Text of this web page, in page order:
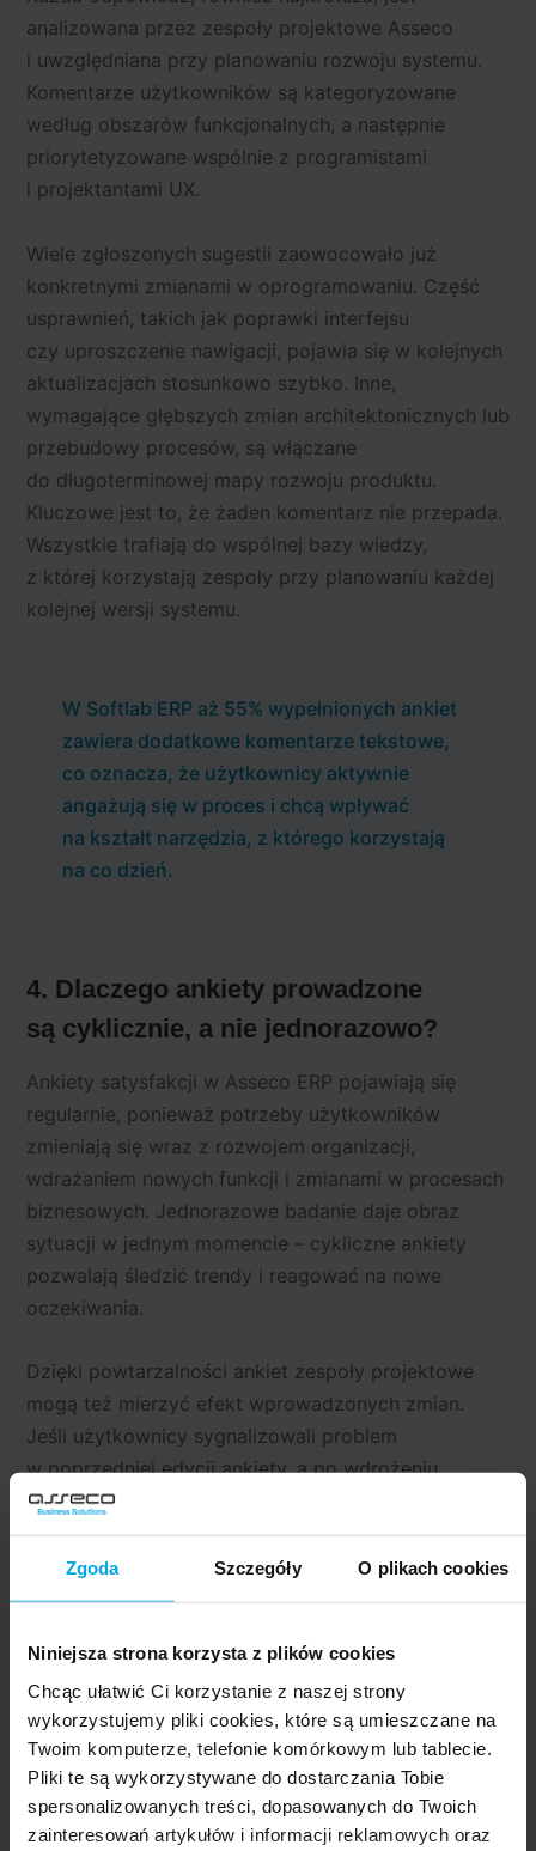
Zgoda Szczegóły O plikach cookies
Niniejsza strona korzysta z plików cookies
Chcąc ułatwić Ci korzystanie z naszej strony
wykorzystujemy pliki cookies, które są umieszczane na
Twoim komputerze, telefonie komórkowym lub tablecie.
Pliki te są wykorzystywane do dostarczania Tobie
spersonalizowanych treści, dopasowanych do Twoich
zainteresowań artykułów i informacji reklamowych oraz
analizowana przez zespoły projektowe Asseco
i uwzględniana przy planowaniu rozwoju systemu.
Komentarze użytkowników są kategoryzowane
według obszarów funkcjonalnych, a następnie
priorytetyzowane wspólnie z programistami
i projektantami UX.
Wiele zgłoszonych sugestii zaowocowało już
konkretnymi zmianami w oprogramowaniu. Część
usprawnień, takich jak poprawki interfejsu
czy uproszczenie nawigacji, pojawia się w kolejnych
aktualizacjach stosunkowo szybko. Inne,
wymagające głębszych zmian architektonicznych lub
przebudowy procesów, są włączane
do długoterminowej mapy rozwoju produktu.
Kluczowe jest to, że żaden komentarz nie przepada.
Wszystkie trafiają do wspólnej bazy wiedzy,
z której korzystają zespoły przy planowaniu każdej
kolejnej wersji systemu.
W Softlab ERP aż 55% wypełnionych ankiet
zawiera dodatkowe komentarze tekstowe,
co oznacza, że użytkownicy aktywnie
angażują się w proces i chcą wpływać
na kształt narzędzia, z którego korzystają
na co dzień.
4. Dlaczego ankiety prowadzone
są cyklicznie, a nie jednorazowo?
Ankiety satysfakcji w Asseco ERP pojawiają się
regularnie, ponieważ potrzeby użytkowników
zmieniają się wraz z rozwojem organizacji,
wdrażaniem nowych funkcji i zmianami w procesach
biznesowych. Jednorazowe badanie daje obraz
sytuacji w jednym momencie – cykliczne ankiety
pozwalają śledzić trendy i reagować na nowe
oczekiwania.
Dzięki powtarzalności ankiet zespoły projektowe
mogą też mierzyć efekt wprowadzonych zmian.
Jeśli użytkownicy sygnalizowali problem
w poprzedniej edycji ankiety, a po wdrożeniu
poprawki oceny w tym obszarze wzrosły.
To najlepsza walidacja, że zmiana była trafna. Taki
cykl „zbieranie opinii → analiza → zmiana →
ponowna ocena” tworzy zamkniętą pętlę
w kierunku wyznaczonym przez osoby, które
pracują w nim na co dzień.
5. Jak godzimy sprzeczne oczekiwania
różnych grup użytkowników?